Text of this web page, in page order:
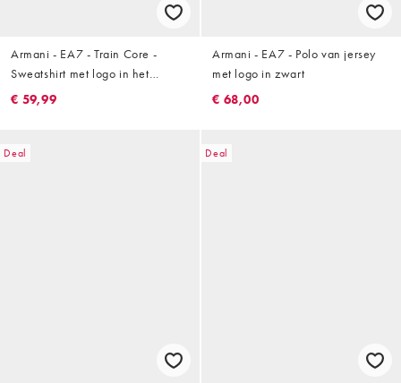
Armani - EA7 - Train Core -
Sweatshirt met logo in het
midden in stone
€ 59,99
Armani - EA7 - Polo van jersey
met logo in zwart
€ 68,00
Deal Deal